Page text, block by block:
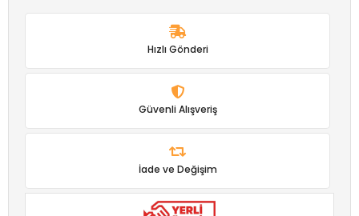
Hızlı Gönderi
Güvenli Alışveriş
İade ve Değişim